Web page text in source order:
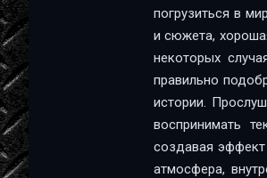
Зал поющих
Зал поющих
Зал поющих
Зал поющих
погрузиться в
и сюжета,
некоторых
правильно
истории.
воспринимать
создавая
атмосфера,